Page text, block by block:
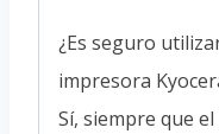
¿Es seguro
impresora
Sí, siempre que